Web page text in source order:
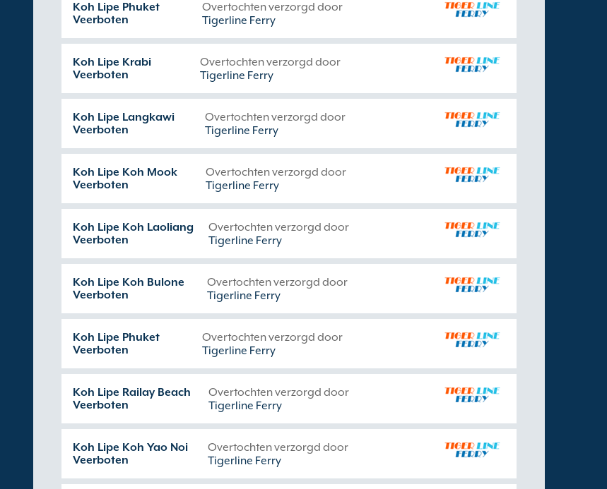
Koh Lipe Phuket
Veerboten
Overtochten verzorgd door
Tigerline Ferry
Koh Lipe Krabi
Veerboten
Overtochten verzorgd door
Tigerline Ferry
Koh Lipe Langkawi
Veerboten
Overtochten verzorgd door
Tigerline Ferry
Koh Lipe Koh Mook
Veerboten
Overtochten verzorgd door
Tigerline Ferry
Koh Lipe Koh Laoliang
Veerboten
Overtochten verzorgd door
Tigerline Ferry
Koh Lipe Koh Bulone
Veerboten
Overtochten verzorgd door
Tigerline Ferry
Koh Lipe Phuket
Veerboten
Overtochten verzorgd door
Tigerline Ferry
Koh Lipe Railay Beach
Veerboten
Overtochten verzorgd door
Tigerline Ferry
Koh Lipe Koh Yao Noi
Veerboten
Overtochten verzorgd door
Tigerline Ferry